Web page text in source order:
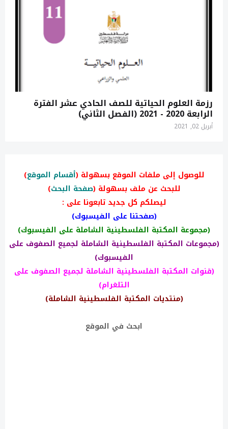
رزمة العلوم الحياتية للصف الحادي عشر الفترة
الرابعة 2020 - 2021 (الفصل الثاني)
أبريل 02, 2021
للوصول إلى ملفات الموقع بسهولة (أقسام الموقع)
للبحث عن ملف بسهولة (صفحة البحث)
ليصلكم كل جديد تابعونا على :
(صفحتنا على الفيسبوك)
(مجموعة المكتبة الفلسطينية الشاملة على الفيسبوك)
(مجموعات المكتبة الفلسطينية الشاملة لجميع الصفوف على
الفيسبوك)
(قنوات المكتبة الفلسطينية الشاملة لجميع الصفوف على
التلغرام)
(منتديات المكتبة الفلسطينية الشاملة)
ابحث في الموقع